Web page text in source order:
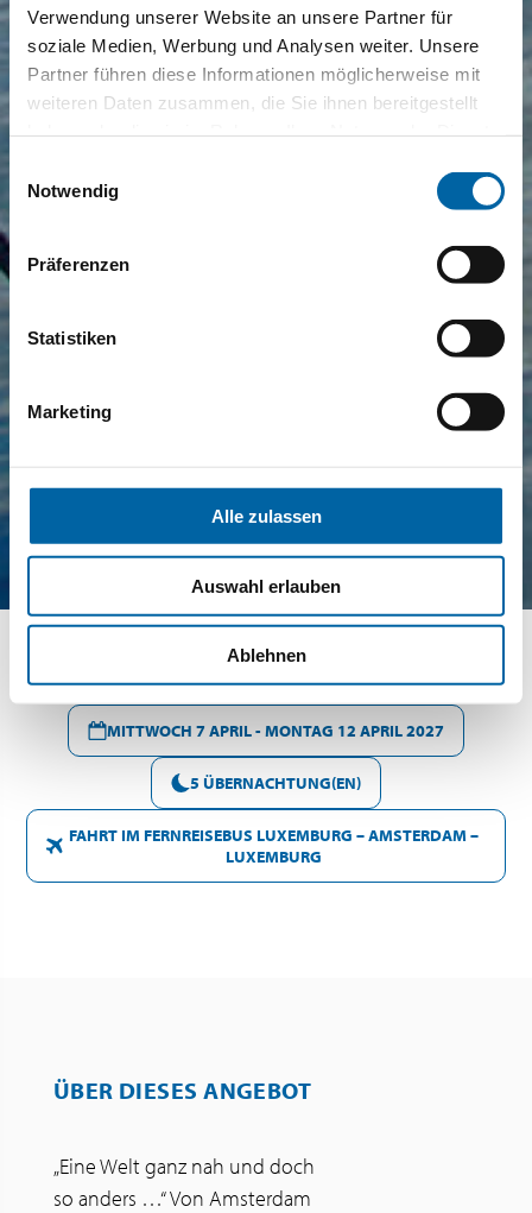
Verwendung unserer Website an unsere Partner für
soziale Medien, Werbung und Analysen weiter. Unsere
Partner führen diese Informationen möglicherweise mit
weiteren Daten zusammen, die Sie ihnen bereitgestellt
Einwilligungsauswahl
Notwendig
Präferenzen
Statistiken
Marketing
Alle zulassen
Auswahl erlauben
Ablehnen
MITTWOCH 7 APRIL - MONTAG 12 APRIL 2027
5 ÜBERNACHTUNG(EN)
FAHRT IM FERNREISEBUS LUXEMBURG – AMSTERDAM –
LUXEMBURG
ÜBER DIESES ANGEBOT
„Eine Welt ganz nah und doch
so anders …“ Von Amsterdam